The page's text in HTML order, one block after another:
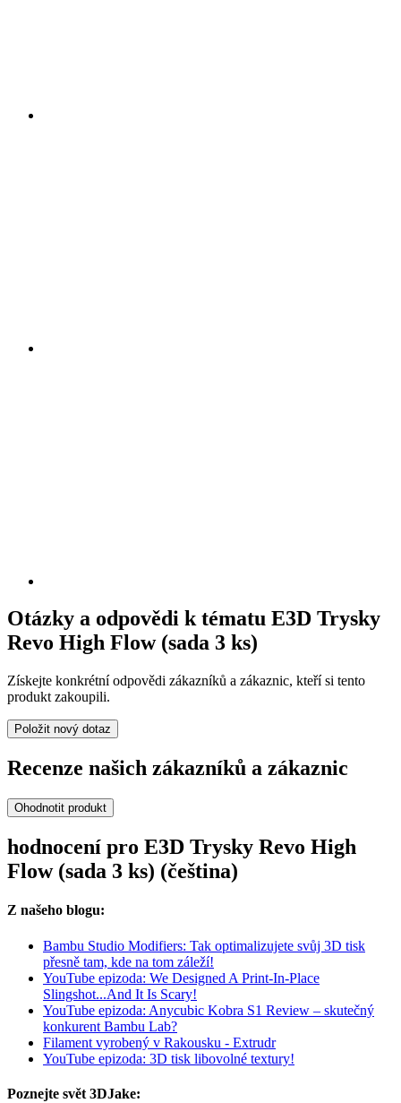
Otázky a odpovědi k tématu E3D Trysky
Revo High Flow (sada 3 ks)
Získejte konkrétní odpovědi zákazníků a zákaznic, kteří si tento
produkt zakoupili.
Položit nový dotaz
Recenze našich zákazníků a zákaznic
Ohodnotit produkt
hodnocení pro E3D Trysky Revo High
Flow (sada 3 ks) (čeština)
Z našeho blogu:
Bambu Studio Modifiers: Tak optimalizujete svůj 3D tisk
přesně tam, kde na tom záleží!
YouTube epizoda: We Designed A Print-In-Place
Slingshot...And It Is Scary!
YouTube epizoda: Anycubic Kobra S1 Review – skutečný
konkurent Bambu Lab?
Filament vyrobený v Rakousku - Extrudr
YouTube epizoda: 3D tisk libovolné textury!
Poznejte svět 3DJake: